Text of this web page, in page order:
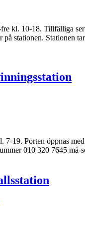
kl. 10-18. Tillfälliga
på stationen. Stationen
7-19. Porten öppnas
010 320 7645 må-